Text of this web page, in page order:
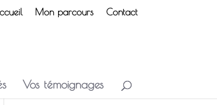
Mon parcours Contact
Vos témoignages